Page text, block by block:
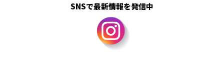
SNSで最新情報を発信中